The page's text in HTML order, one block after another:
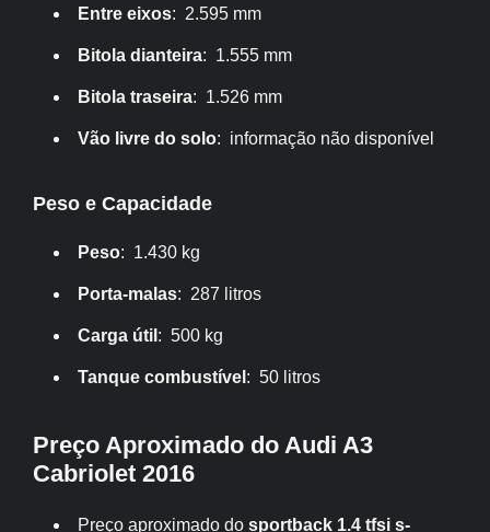
Entre eixos: 2.595 mm
Bitola dianteira: 1.555 mm
Bitola traseira: 1.526 mm
Vão livre do solo: informação não disponível
Peso e Capacidade
Peso: 1.430 kg
Porta-malas: 287 litros
Carga útil : 500 kg
Tanque combustível : 50 litros
Preço Aproximado do Audi A3
Cabriolet 2016
Preço aproximado dosportback 1.4 tfsi s-